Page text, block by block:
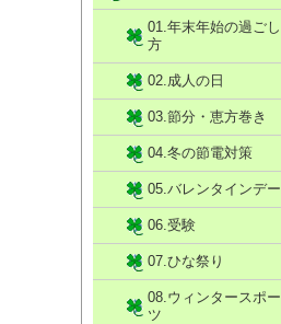
01.年末年始の過ごし
方
02.成人の日
03.節分・恵方巻き
04.冬の節電対策
05.バレンタインデー
06.受験
07.ひな祭り
08.ウィンタースポー
ツ